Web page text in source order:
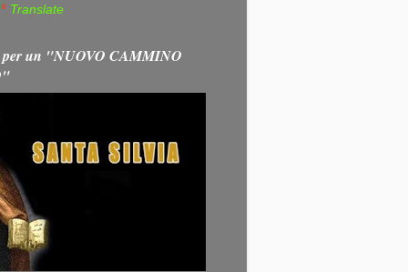
Translate
per un "NUOVO CAMMINO